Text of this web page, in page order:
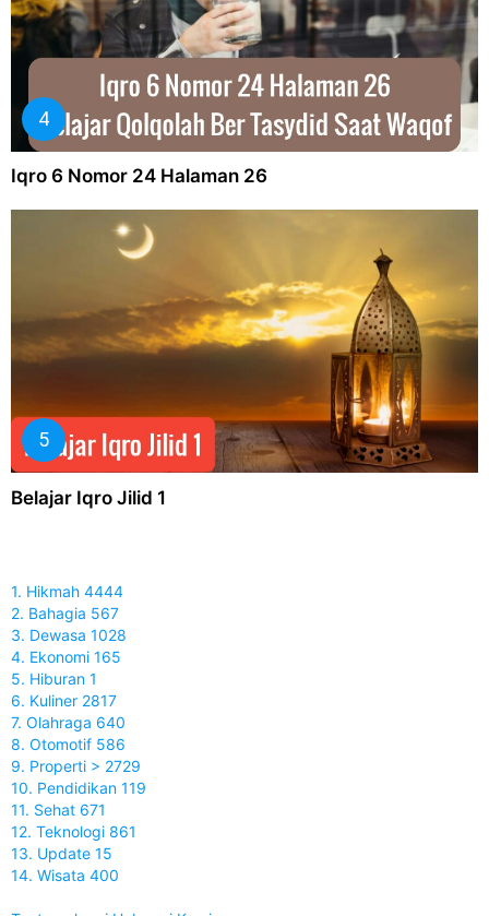
Iqro 6 Nomor 24 Halaman 26
Belajar Iqro Jilid 1
1. Hikmah 4444
2. Bahagia 567
3. Dewasa 1028
4. Ekonomi 165
5. Hiburan 1
6. Kuliner 2817
7. Olahraga 640
8. Otomotif 586
9. Properti > 2729
10. Pendidikan 119
11. Sehat 671
12. Teknologi 861
13. Update 15
14. Wisata 400